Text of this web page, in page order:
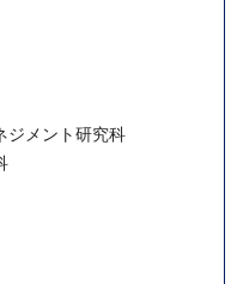
ジメント研究科